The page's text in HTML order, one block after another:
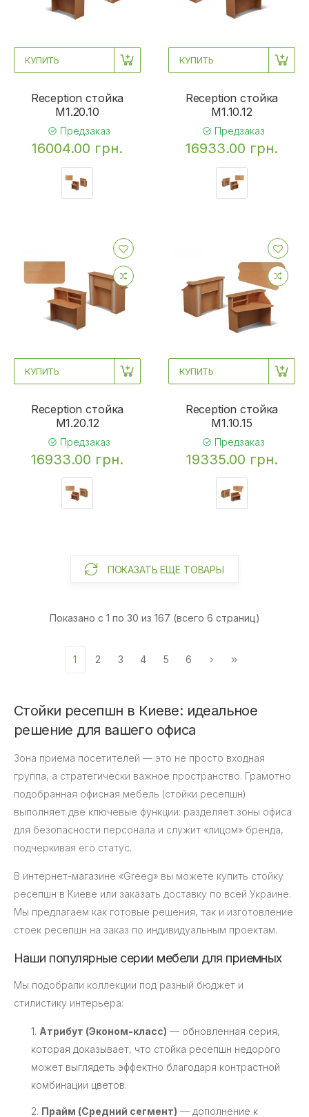
КУПИТЬ
Reception стойка
M1.20.10
Предзаказ
16004.00 грн.
КУПИТЬ
Reception стойка
M1.10.12
Предзаказ
16933.00 грн.
КУПИТЬ
Reception стойка
M1.20.12
Предзаказ
16933.00 грн.
КУПИТЬ
Reception стойка
M1.10.15
Предзаказ
19335.00 грн.
ПОКАЗАТЬ ЕЩЕ ТОВАРЫ
Показано с 1 по 30 из 167 (всего 6 страниц)
1 2 3 4 5 6
Стойки ресепшн в Киеве: идеальное
решение для вашего офиса
Зона приема посетителей — это не просто входная
группа, а стратегически важное пространство. Грамотно
подобранная офисная мебель (стойки ресепшн)
выполняет две ключевые функции: разделяет зоны офиса
для безопасности персонала и служит «лицом» бренда,
подчеркивая его статус.
В интернет-магазине «Greeg» вы можете купить стойку
ресепшн в Киеве или заказать доставку по всей Украине.
Мы предлагаем как готовые решения, так и изготовление
стоек ресепшн на заказ по индивидуальным проектам.
Наши популярные серии мебели для приемных
Мы подобрали коллекции под разный бюджет и
стилистику интерьера:
1. Атрибут (Эконом-класс) — обновленная серия,
которая доказывает, что стойка ресепшн недорого
может выглядеть эффектно благодаря контрастной
комбинации цветов.
2. Прайм (Средний сегмент) — дополнение к